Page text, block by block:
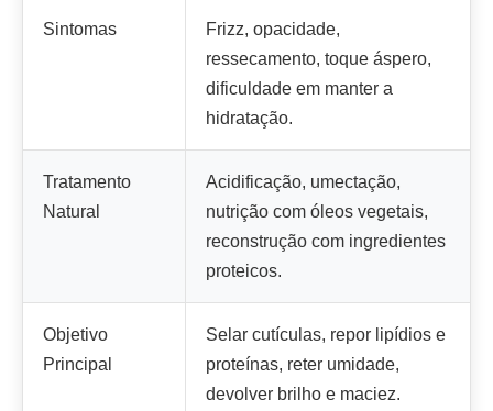
Sintomas
Frizz, opacidade,
ressecamento, toque áspero,
dificuldade em manter a
hidratação.
Tratamento
Natural
Acidificação, umectação,
nutrição com óleos vegetais,
reconstrução com ingredientes
proteicos.
Objetivo
Principal
Selar cutículas, repor lipídios e
proteínas, reter umidade,
devolver brilho e maciez.